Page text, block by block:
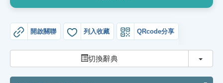
教學應用
貓頭鷹博士
開啟關聯 列入收藏 QRcode分享
切換辭典 切換